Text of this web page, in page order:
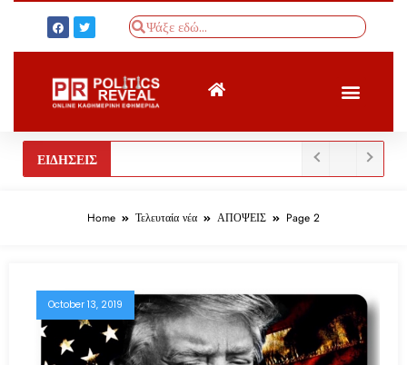
ΕΙΔΗΣΕΙΣ
Home Τελευταία νέα ΑΠΟΨΕΙΣ Page 2
October 13, 2019